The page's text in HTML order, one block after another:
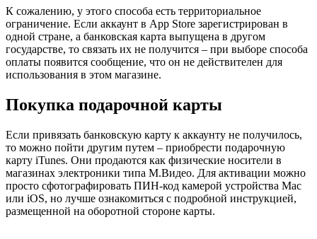
К сожалению, у этого способа есть территориальное
ограничение. Если аккаунт в App Store зарегистрирован в
одной стране, а банковская карта выпущена в другом
государстве, то связать их не получится – при выборе способа
оплаты появится сообщение, что он не действителен для
использования в этом магазине.
Покупка подарочной карты
Если привязать банковскую карту к аккаунту не получилось,
то можно пойти другим путем – приобрести подарочную
карту iTunes. Они продаются как физические носители в
магазинах электроники типа М.Видео. Для активации можно
просто сфотографировать ПИН-код камерой устройства Mac
или iOS, но лучше ознакомиться с подробной инструкцией,
размещенной на оборотной стороне карты.